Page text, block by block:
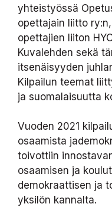
yhteistyössä
opettajain liitto
opettajien liiton
Kuvalehden sekä
itsenäisyyden
Kilpailun teemat
ja suomalaisuutta
Vuoden 2021
osaamista
toivottiin
osaamisen ja
demokraattisen ja
yksilön kannalta.